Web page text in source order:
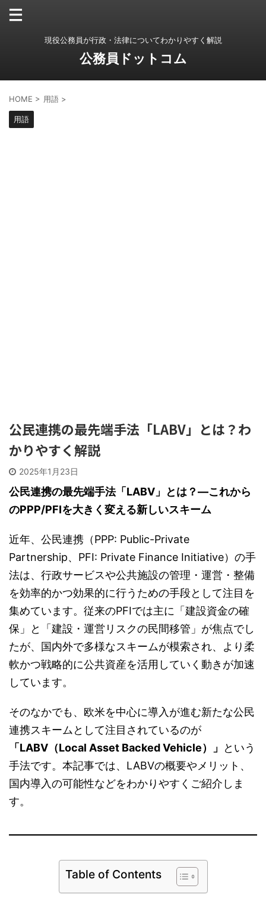
現役公務員が行政・法律についてわかりやすく解説
公務員ドットコム
HOME > 用語 >
用語
公民連携の最先端手法「LABV」とは？わ
かりやすく解説
2025年1月23日
公民連携の最先端手法「LABV」とは？―これから
のPPP/PFIを大きく変える新しいスキーム
近年、公民連携（PPP: Public-Private
Partnership、PFI: Private Finance Initiative）の手
法は、行政サービスや公共施設の管理・運営・整備
を効率的かつ効果的に行うための手段として注目を
集めています。従来のPFIでは主に「建設資金の確
保」と「建設・運営リスクの民間移管」が焦点でし
たが、国内外で多様なスキームが模索され、より柔
軟かつ戦略的に公共資産を活用していく動きが加速
しています。
そのなかでも、欧米を中心に導入が進む新たな公民
連携スキームとして注目されているのが
「LABV（Local Asset Backed Vehicle）」
という
手法です。本記事では、LABVの概要やメリット、
国内導入の可能性などをわかりやすくご紹介しま
す。
Table of Contents